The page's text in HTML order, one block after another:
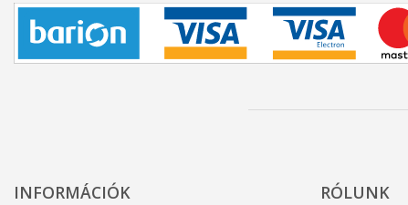
INFORMÁCIÓK RÓLUNK